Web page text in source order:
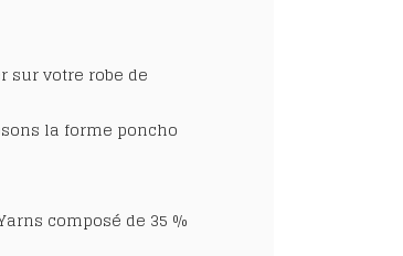
sur votre robe de
la forme poncho
composé de 35 %